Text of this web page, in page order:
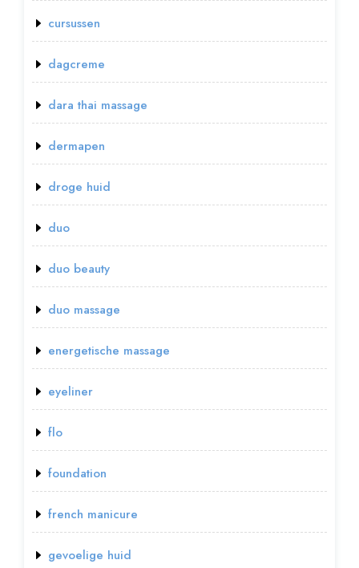
cursussen
dagcreme
dara thai massage
dermapen
droge huid
duo
duo beauty
duo massage
energetische massage
eyeliner
flo
foundation
french manicure
gevoelige huid